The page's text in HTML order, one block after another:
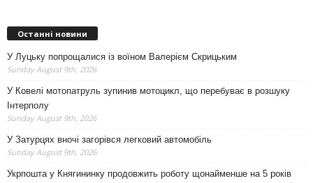
Останні новини
У Луцьку попрощалися із воїном Валерієм Скрицьким
Sunday August 9th, 2026
У Ковелі мотопатруль зупинив мотоцикл, що перебуває в розшуку
Інтерполу
Sunday August 9th, 2026
У Затурцях вночі загорівся легковий автомобіль
Sunday August 9th, 2026
Укрпошта у Княгининку продовжить роботу щонайменше на 5 років